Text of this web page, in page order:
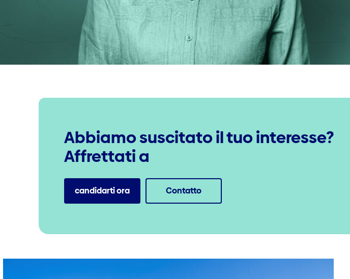
Abbiamo suscitato il tuo interesse?
Affrettati a
candidarti ora Contatto